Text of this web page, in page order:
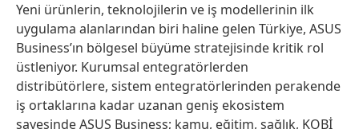
Yeni ürünlerin, teknolojilerin ve iş modellerinin ilk
uygulama alanlarından biri haline gelen Türkiye, ASUS
Business’ın bölgesel büyüme stratejisinde kritik rol
üstleniyor. Kurumsal entegratörlerden
distribütörlere, sistem entegratörlerinden perakende
iş ortaklarına kadar uzanan geniş ekosistem
sayesinde ASUS Business; kamu, eğitim, sağlık, KOBİ